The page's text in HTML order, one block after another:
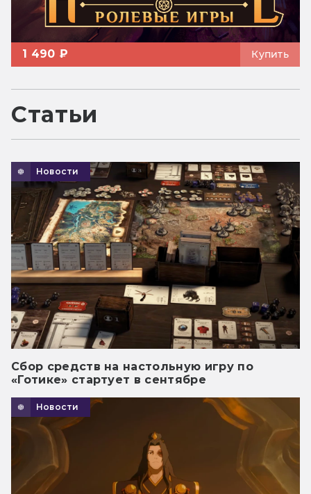
1 490 ₽ Купить
Статьи
Новости
Сбор средств на настольную игру по
«Готике» стартует в сентябре
Новости